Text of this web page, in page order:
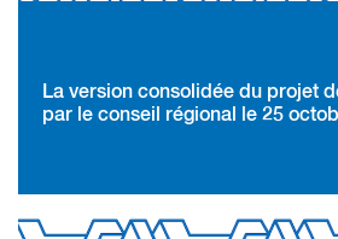
La version consolidée du projet
par le conseil régional le 25